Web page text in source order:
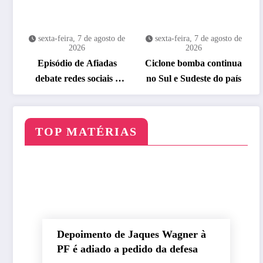
sexta-feira, 7 de agosto de
2026
Episódio de Afiadas
debate redes sociais e
segurança digital
sexta-feira, 7 de agosto de
2026
Ciclone bomba continua
no Sul e Sudeste do país
TOP MATÉRIAS
Depoimento de Jaques Wagner à
PF é adiado a pedido da defesa